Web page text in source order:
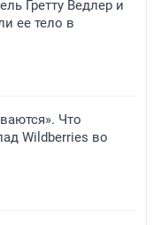
Гретту Ведлер и
ее тело в
Что
Wildberries во